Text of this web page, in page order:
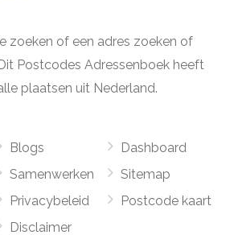
zoeken of een adres zoeken of
Postcodes Adressenboek heeft
plaatsen uit Nederland.
Blogs
Samenwerken
Privacybeleid
Disclaimer
Dashboard
Sitemap
Postcode kaart